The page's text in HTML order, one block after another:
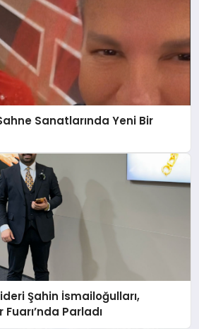
Sanatlarında Yeni Bir
Şahin İsmailoğulları,
Parladı ￼